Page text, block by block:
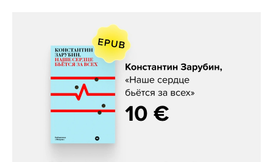
Константин Зарубин, «Наше сердце